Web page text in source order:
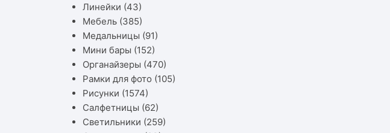
Линейки (43)
Мебель (385)
Медальницы (91)
Мини бары (152)
Органайзеры (470)
Рамки для фото (105)
Рисунки (1574)
Салфетницы (62)
Светильники (259)